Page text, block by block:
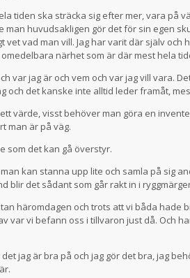
tiden ska sträcka sig efter mer, vara på
man huvudsakligen gör det för sin egen
vad man vill. Jag har varit där själv och
närhet som är där mest hela
var jag är och vem och var jag vill vara.
och det kanske inte alltid leder framåt,
värde, visst behöver man göra en
man är på väg.
som det kan gå överstyr.
kan stanna upp lite och samla på sig
blir det sådant som går rakt in i
häromdagen och trots att vi båda hade
var vi befann oss i tillvaron just då. Och
det jag är bra på och jag gör det bra, jag